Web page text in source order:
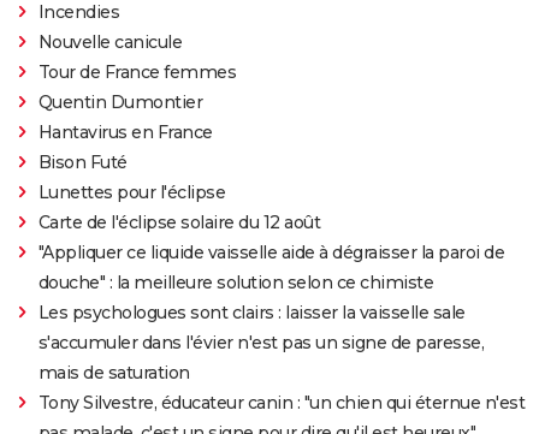
Incendies
Nouvelle canicule
Tour de France femmes
Quentin Dumontier
Hantavirus en France
Bison Futé
Lunettes pour l'éclipse
Carte de l'éclipse solaire du 12 août
"Appliquer ce liquide vaisselle aide à dégraisser la paroi de
douche" : la meilleure solution selon ce chimiste
Les psychologues sont clairs : laisser la vaisselle sale
s'accumuler dans l'évier n'est pas un signe de paresse,
mais de saturation
Tony Silvestre, éducateur canin : "un chien qui éternue n'est